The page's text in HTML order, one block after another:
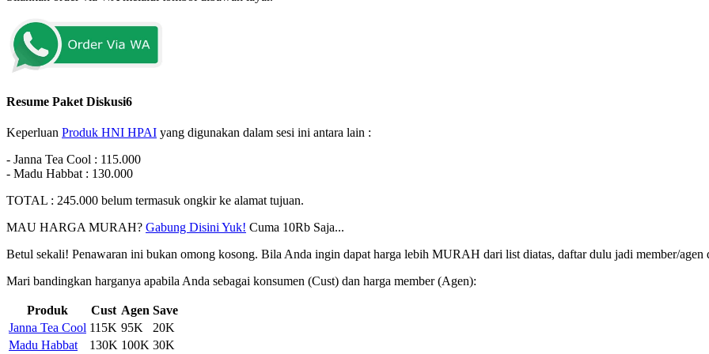
Resume Paket Diskusi6
Keperluan Produk HNI HPAI yang digunakan dalam sesi ini antara lain :
- Janna Tea Cool : 115.000
- Madu Habbat : 130.000
TOTAL : 245.000 belum termasuk ongkir ke alamat tujuan.
MAU HARGA MURAH? Gabung Disini Yuk! Cuma 10Rb Saja...
Betul sekali! Penawaran ini bukan omong kosong. Bila Anda ingin dapat harga lebih MURAH dari list diatas, daftar dulu jadi member/agen
Mari bandingkan harganya apabila Anda sebagai konsumen (Cust) dan harga member (Agen):
Produk Cust Agen Save
Janna Tea Cool 115K 95K
20K
Madu Habbat
130K 100K 30K